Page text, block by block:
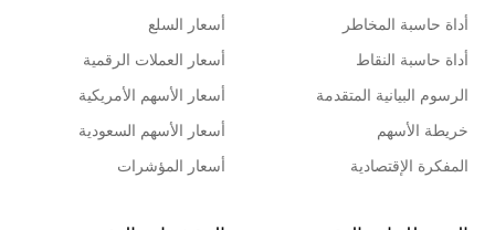
أداة حاسبة المخاطر
أداة حاسبة النقاط
الرسوم البيانية المتقدمة
خريطة الأسهم
المفكرة الإقتصادية
أسعار السلع
أسعار العملات الرقمية
أسعار الأسهم الأمريكية
أسعار الأسهم السعودية
أسعار المؤشرات